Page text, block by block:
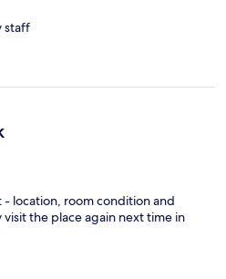
staff
location, room condition and
the place again next time in